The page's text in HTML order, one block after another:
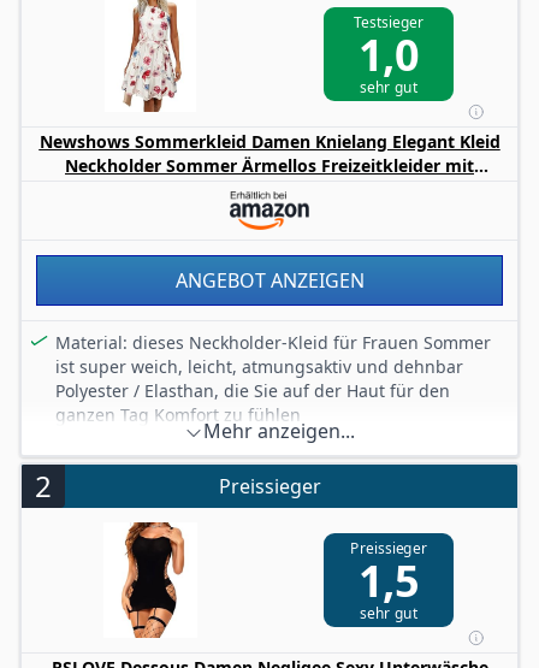
Testsieger
1,0
sehr gut
Newshows Sommerkleid Damen Knielang Elegant Kleid
Neckholder Sommer Ärmellos Freizeitkleider mit
Taschen(Floral-4, Groß)
ANGEBOT ANZEIGEN
Material: dieses Neckholder-Kleid für Frauen Sommer
ist super weich, leicht, atmungsaktiv und dehnbar
Polyester / Elasthan, die Sie auf der Haut für den
ganzen Tag Komfort zu fühlen
Stil:Ärmellos / Schwarze Kleider für Frauen / Casual
Sommerkleid / Strand Swing Kleid / Knielang /
Sommerkleid für Frauen/ Krawatte-Selbst Belted /
Tiered Belted Kleider, ist auch eine gute Wahl für
Geschenk
Matching: der Stil der Frauen Sommerkleider so
niedlich, können Sie leicht Paar diese Sonne Kleider
Frauen lässigen Sommer mit Ihrem Lieblings-High
Heels oder Sandalen, so dass Sie stehen in der Menge
Mehr anzeigen...
2 Preissieger
Preissieger
1,5
sehr gut